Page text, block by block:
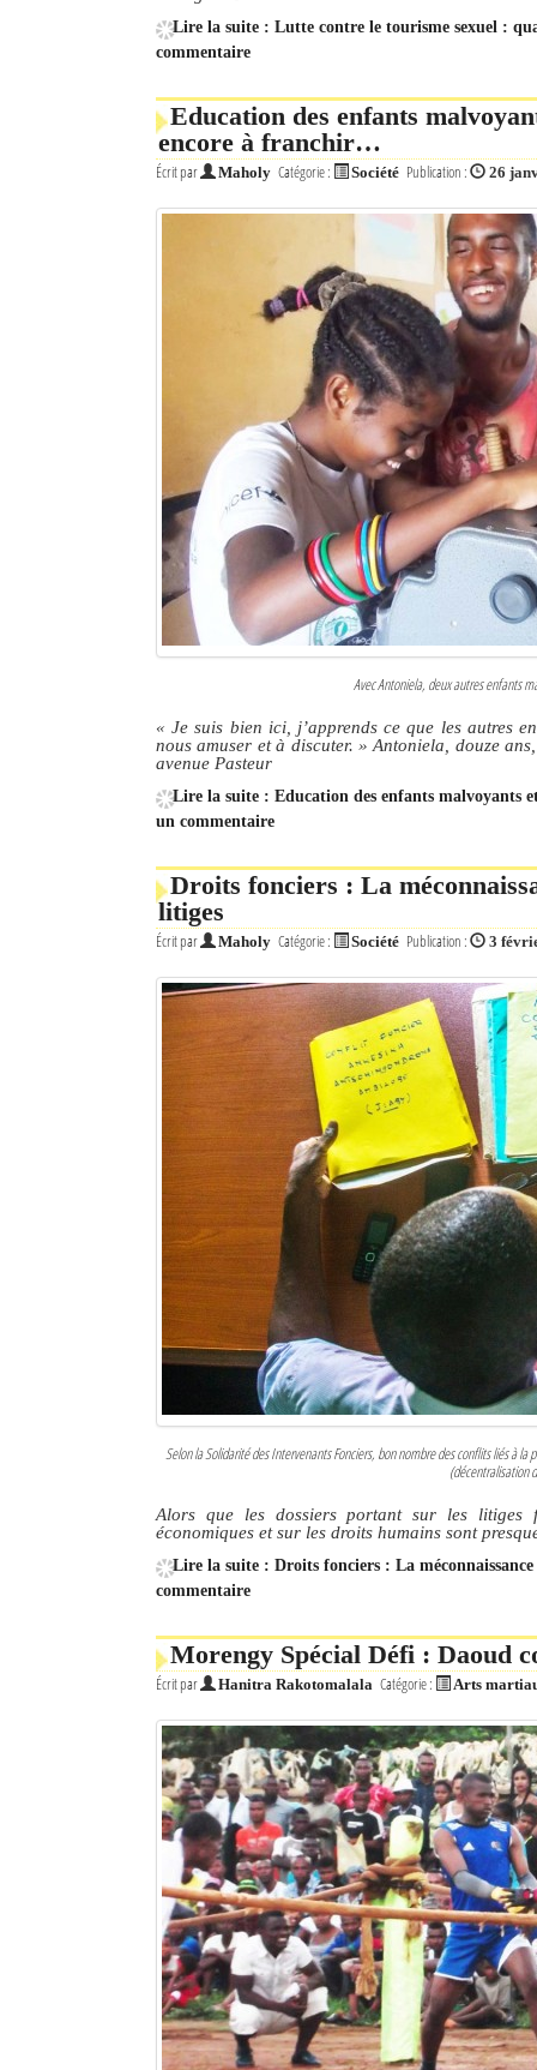
Lire la suite : Lutte contre le tourisme sexuel :
commentaire
Education des enfants
encore à franchir…
Écrit par Maholy Catégorie : Société Publication : 26
Avec Antoniela, deux autres enfants
« Je suis bien ici, j’apprends ce que les autres
nous amuser et à discuter. » Antoniela, douze
avenue Pasteur
Lire la suite : Education des enfants malvoyants
un commentaire
Droits fonciers : La
litiges
Écrit par Maholy Catégorie : Société Publication : 3
Selon la Solidarité des Intervenants Fonciers, bon nombre des conflits liés à
(décentralisation
Alors que les dossiers portant sur les litiges
économiques et sur les droits humains sont
Lire la suite : Droits fonciers : La
commentaire
Morengy Spécial Défi : Daoud
Écrit par Hanitra Rakotomalala Catégorie : Arts